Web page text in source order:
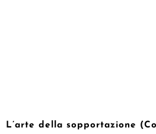
L’arte della sopportazione